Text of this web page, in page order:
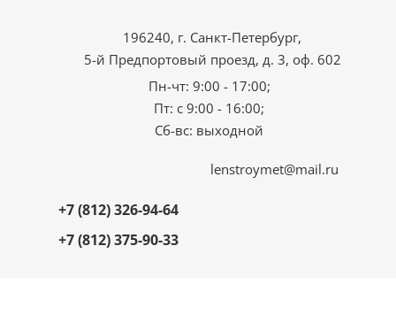
196240, г. Санкт-Петербург,
5-й Предпортовый проезд, д. 3, оф. 602
Пн-чт: 9:00 - 17:00;
Пт: с 9:00 - 16:00;
Сб-вс: выходной
+7 (812) 326-94-64
+7 (812) 375-90-33
lenstroymet@mail.ru